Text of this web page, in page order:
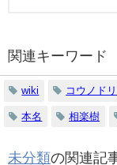
関連キーワード
wiki コウノドリ
本名 相楽樹
未分類の関連記